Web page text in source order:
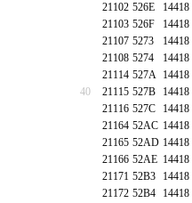
21102 526E 14418
21103 526F 14418
21107 5273 14418
21108 5274 14418
21114 527A 14418
40
21115 527B 14418
21116 527C 14418
21164 52AC 14418
21165 52AD 14418
21166 52AE 14418
21171 52B3 14418
21172 52B4 14418